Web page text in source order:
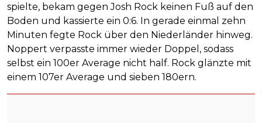
spielte, bekam gegen Josh Rock keinen Fuß auf den
Boden und kassierte ein 0:6. In gerade einmal zehn
Minuten fegte Rock über den Niederländer hinweg.
Noppert verpasste immer wieder Doppel, sodass
selbst ein 100er Average nicht half. Rock glänzte mit
einem 107er Average und sieben 180ern.